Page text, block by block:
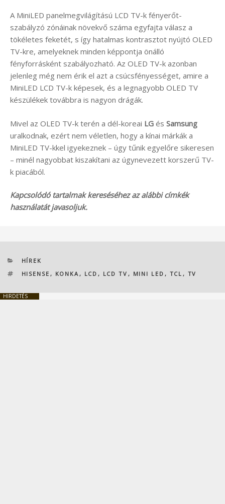
A MiniLED panelmegvilágítású LCD TV-k fényerőt-
szabályzó zónáinak növekvő száma egyfajta válasz a
tökéletes feketét, s így hatalmas kontrasztot nyújtó OLED
TV-kre, amelyeknek minden képpontja önálló
fényforrásként szabályozható. Az OLED TV-k azonban
jelenleg még nem érik el azt a csúcsfényességet, amire a
MiniLED LCD TV-k képesek, és a legnagyobb OLED TV
készülékek továbbra is nagyon drágák.
Mivel az OLED TV-k terén a dél-koreai LG és Samsung
uralkodnak, ezért nem véletlen, hogy a kínai márkák a
MiniLED TV-kkel igyekeznek – úgy tűnik egyelőre sikeresen
– minél nagyobbat kiszakítani az úgynevezett korszerű TV-
k piacából.
Kapcsolódó tartalmak kereséséhez az alábbi címkék
használatát javasoljuk.
KATEGÓRIÁK
HÍREK
CÍMKÉK
HISENSE , KONKA , LCD , LCD TV , MINI LED , TCL , TV
HIRDETÉS